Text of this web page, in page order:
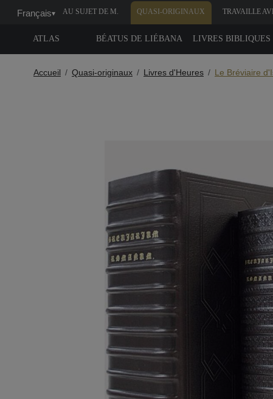
Français▾ AU SUJET DE M. QUASI-ORIGINAUX TRAVAILLE
ATLAS BÉATUS DE LIÉBANA LIVRES BIBLIQUES
Accueil Quasi-originaux Livres d'Heures Le Bréviaire